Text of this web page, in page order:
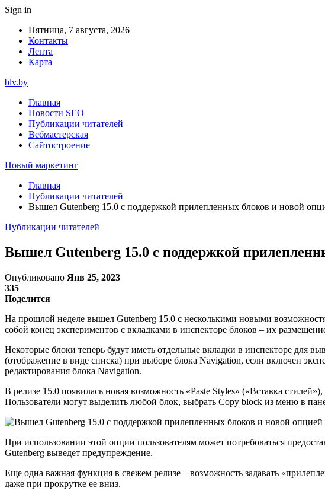
Sign in
Пятница, 7 августа, 2026
Контакты
Лента
Карта
blv.by
Главная
Новости SEO
Публикации читателей
Вебмастерская
Сайтостроение
Новый маркетинг
Главная
Публикации читателей
Вышел Gutenberg 15.0 с поддержкой прилепленных блоков и новой
Публикации читателей
Вышел Gutenberg 15.0 с поддержкой
Опубликовано Янв 25, 2023
335
Поделится
На прошлой неделе вышел Gutenberg 15.0 с несколькими новыми
собой конец экспериментов с вкладками в инспекторе блоков – их
Некоторые блоки теперь будут иметь отдельные вкладки в инспекторе для
(отображение в виде списка) при выборе блока Navigation, если включен
редактирования блока Navigation.
В релизе 15.0 появилась новая возможность «Paste Styles» («Вставка
Пользователи могут выделить любой блок, выбрать Copy block из меню в
При использовании этой опции пользователям может потребоваться
Gutenberg выведет предупреждение.
Еще одна важная функция в свежем релизе – возможность задавать
даже при прокрутке ее вниз.